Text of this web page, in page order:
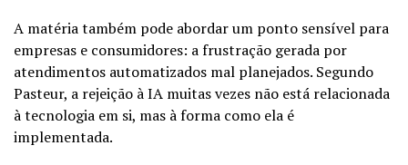
A matéria também pode abordar um ponto sensível para
empresas e consumidores: a frustração gerada por
atendimentos automatizados mal planejados. Segundo
Pasteur, a rejeição à IA muitas vezes não está relacionada
à tecnologia em si, mas à forma como ela é
implementada.